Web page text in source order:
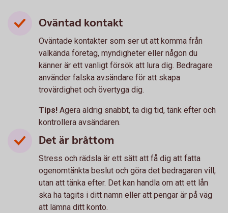
Oväntad kontakt
Oväntade kontakter som ser ut att komma från
välkända företag, myndigheter eller någon du
känner är ett vanligt försök att lura dig. Bedragare
använder falska avsändare för att skapa
trovärdighet och övertyga dig.
Tips! Agera aldrig snabbt, ta dig tid, tänk efter och
kontrollera avsändaren.
Det är bråttom
Stress och rädsla är ett sätt att få dig att fatta
ogenomtänkta beslut och göra det bedragaren vill,
utan att tänka efter. Det kan handla om att ett lån
ska ha tagits i ditt namn eller att pengar är på väg
att lämna ditt konto.